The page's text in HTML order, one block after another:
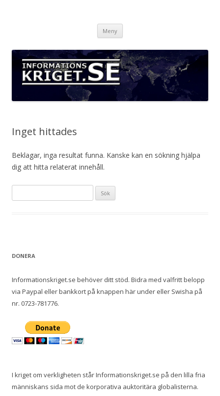
Meny
Inget hittades
Beklagar, inga resultat funna. Kanske kan en sökning hjälpa
dig att hitta relaterat innehåll.
efter:
DONERA
Informationskriget.se behöver ditt stöd. Bidra med valfritt belopp
via Paypal eller bankkort på knappen här under eller Swisha på
nr. 0723-781776.
I kriget om verkligheten står Informationskriget.se på den lilla fria
människans sida mot de korporativa auktoritära globalisterna.